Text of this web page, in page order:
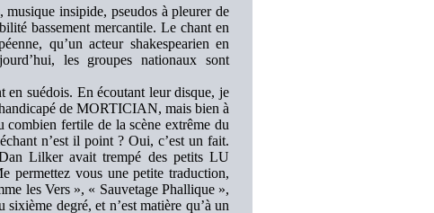
insipide, pseudos à pleurer de
bassement mercantile. Le chant en
qu’un acteur shakespearien en
les groupes nationaux sont
suédois. En écoutant leur disque, je
de MORTICIAN, mais bien à
fertile de la scène extrême du
n’est il point ? Oui, c’est un fait.
Lilker avait trempé des petits LU
permettez vous une petite traduction,
les Vers », « Sauvetage Phallique »,
degré, et n’est matière qu’à un